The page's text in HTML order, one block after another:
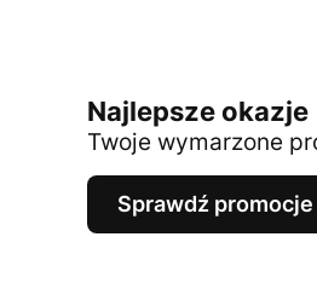
Najlepsze okazje
Twoje wymarzone
Sprawdź promocje